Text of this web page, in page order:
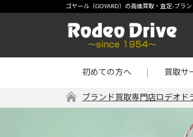
ゴヤール（GOYARD）の高価買取・査定-ブラ
初めての方へ 買取サ
宅配買取
店頭買取
リターン
ブランド買取専門店ロデオド